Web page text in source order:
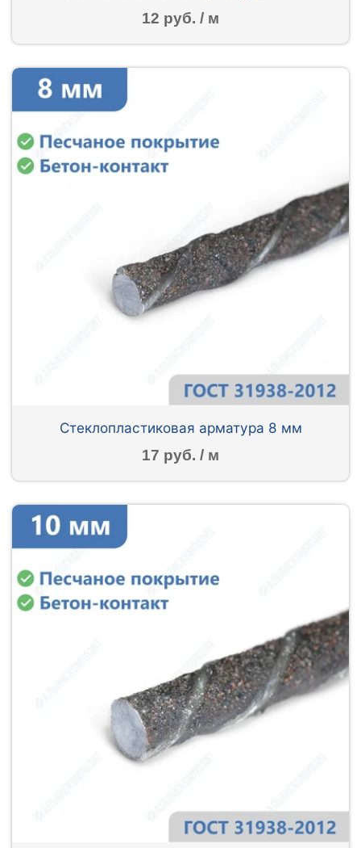
12 руб. / м
Стеклопластиковая арматура 8 мм
17 руб. / м